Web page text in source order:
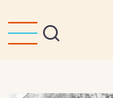
zum
Inhalt